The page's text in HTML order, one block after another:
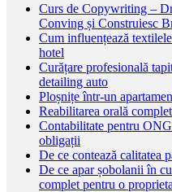
Curs de Copywriting –
Conving și Construiesc
Cum influențează
hotel
Curățare profesională
detailing auto
Ploșnițe într-un
Reabilitarea orală
Contabilitate pentru
obligații
De ce contează calitatea
De ce apar șobolanii în
complet pentru o